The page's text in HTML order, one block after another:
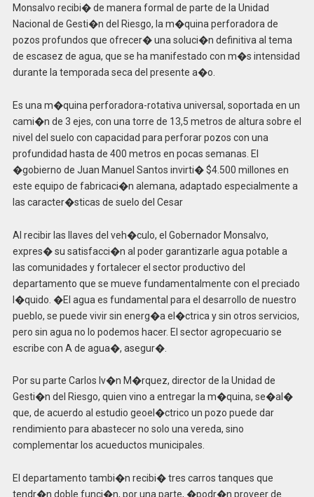
Monsalvo recibi� de manera formal de parte de la Unidad
Nacional de Gesti�n del Riesgo, la m�quina perforadora de
pozos profundos que ofrecer� una soluci�n definitiva al tema
de escasez de agua, que se ha manifestado con m�s intensidad
durante la temporada seca del presente a�o.
Es una m�quina perforadora-rotativa universal, soportada en un
cami�n de 3 ejes, con una torre de 13,5 metros de altura sobre el
nivel del suelo con capacidad para perforar pozos con una
profundidad hasta de 400 metros en pocas semanas. El
�gobierno de Juan Manuel Santos invirti� $4.500 millones en
este equipo de fabricaci�n alemana, adaptado especialmente a
las caracter�sticas de suelo del Cesar
Al recibir las llaves del veh�culo, el Gobernador Monsalvo,
expres� su satisfacci�n al poder garantizarle agua potable a
las comunidades y fortalecer el sector productivo del
departamento que se mueve fundamentalmente con el preciado
l�quido. �El agua es fundamental para el desarrollo de nuestro
pueblo, se puede vivir sin energ�a el�ctrica y sin otros servicios,
pero sin agua no lo podemos hacer. El sector agropecuario se
escribe con A de agua�, asegur�.
Por su parte Carlos Iv�n M�rquez, director de la Unidad de
Gesti�n del Riesgo, quien vino a entregar la m�quina, se�al�
que, de acuerdo al estudio geoel�ctrico un pozo puede dar
rendimiento para abastecer no solo una vereda, sino
complementar los acueductos municipales.
El departamento tambi�n recibi� tres carros tanques que
tendr�n doble funci�n, por una parte, �podr�n proveer de